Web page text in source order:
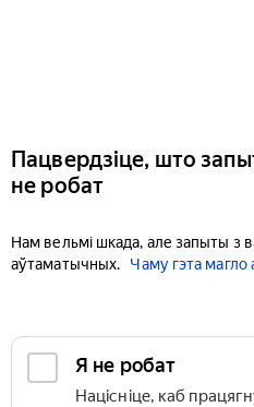
Пацвердзіце, што
не робат
Нам вельмі шкада, але запыты з
аўтаматычных.
Чаму гэта магло
Я не робат
Націсніце, каб